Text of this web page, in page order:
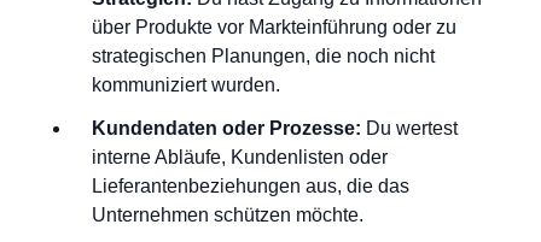
über Produkte vor Markteinführung oder zu
strategischen Planungen, die noch nicht
kommuniziert wurden.
Kundendaten oder Prozesse: Du wertest
interne Abläufe, Kundenlisten oder
Lieferantenbeziehungen aus, die das
Unternehmen schützen möchte.